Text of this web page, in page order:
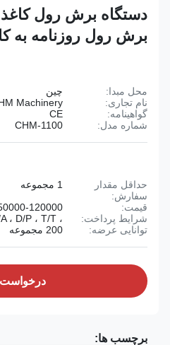
برش رول روزنامه به کاغذ
محل مبدا:
نام تجاری:
CHM Machinery
گواهینامه:
شماره مدل:
CHM-1100
حداقل مقدار
سفارش:
قیمت:
50000-120000
شرایط پرداخت:
، L/C ، D/A ، D/P ، T/T
توانایی عرضه:
درخواست الان
برچسب ها: